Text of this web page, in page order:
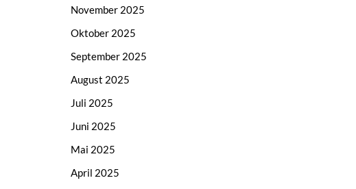
November 2025
Oktober 2025
September 2025
August 2025
Juli 2025
Juni 2025
Mai 2025
April 2025